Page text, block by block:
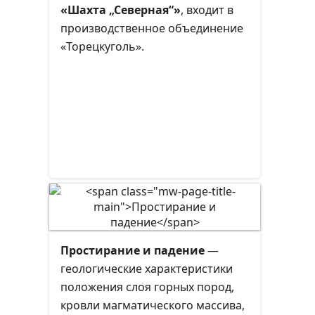
«Шахта „Северная“», входит в
производственное объединение
«Торецкуголь».
Простирание и падение—
геологические характеристики
положения слоя горных пород,
кровли магматического массива,